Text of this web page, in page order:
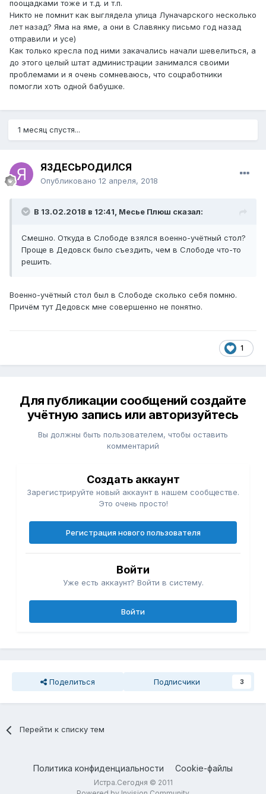
поощадками тоже и т.д. и т.п.
Никто не помнит как выглядела улица Луначарского несколько
лет назад? Яма на яме, а они в Славянку письмо год назад
отправили и усе)
Как только кресла под ними закачались начали шевелиться, а
до этого целый штат администрации занимался своими
проблемами и я очень сомневаюсь, что соцработники
помогли хоть одной бабушке.
1 месяц спустя...
ЯЗДЕСЬРОДИЛСЯ
Опубликовано 12 апреля, 2018
В 13.02.2018 в 12:41, Месье Плюш сказал:
Смешно. Откуда в Слободе взялся военно-учётный стол?
Проще в Дедовск было съездить, чем в Слободе что-то
решить.
Военно-учётный стол был в Слободе сколько себя помню.
Причём тут Дедовск мне совершенно не понятно.
1
Для публикации сообщений создайте
учётную запись или авторизуйтесь
Вы должны быть пользователем, чтобы оставить
комментарий
Создать аккаунт
Зарегистрируйте новый аккаунт в нашем сообществе.
Это очень просто!
Регистрация нового пользователя
Войти
Уже есть аккаунт? Войти в систему.
Войти
Поделиться Подписчики 3
Перейти к списку тем
Политика конфиденциальности Cookie-файлы
Истра.Сегодня © 2011